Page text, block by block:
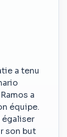
a tenu
a
équipe.
égaliser
son but